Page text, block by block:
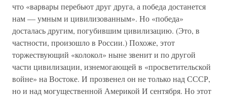
что «варвары перебьют друг друга, а победа достанется
нам — умным и цивилизованным». Но «победа»
досталась другим, погубившим цивилизацию. (Это, в
частности, произошло в России.) Похоже, этот
торжествующий «колокол» ныне звенит и по другой
части цивилизации, изнемогающей в «просветительской
войне» на Востоке. И прозвенел он не только над СССР,
но и над могущественной Америкой И сентября. Но этот